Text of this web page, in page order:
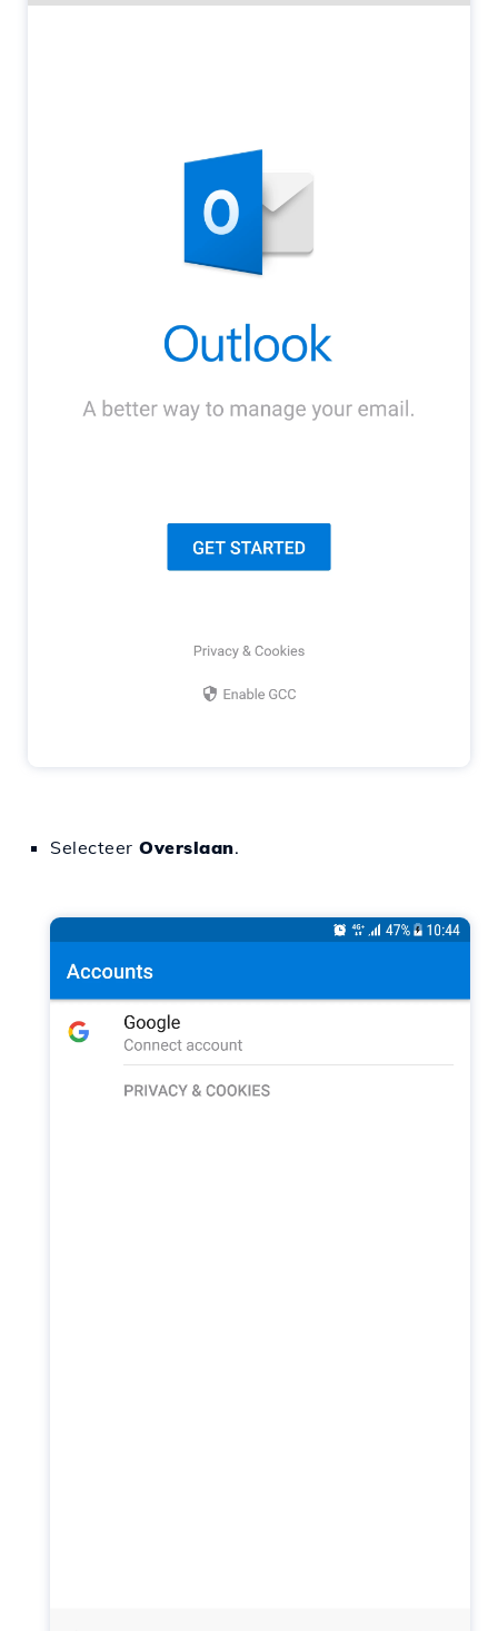
Selecteer Overslaan.